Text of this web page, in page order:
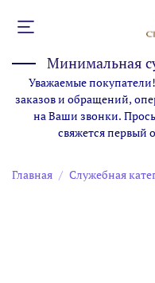
Минимальная
Уважаемые
заказов и обращений,
на Ваши звонки.
свяжется первый
Главная Служебная